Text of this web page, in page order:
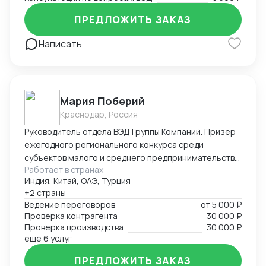
Написать
ПРЕДЛОЖИТЬ ЗАКАЗ
Мария Поберий
Краснодар, Россия
Руководитель отдела ВЭД Группы Компаний. Призер
ежегодного регионального конкурса среди
субъектов малого и среднего предпринимательства
«Экспортер года» в Краснодарском крае. 17 лет в
импорте, экспорте, белом ВЭД. Более 25 000 часов
успешных переговоров онлайн и офлайн, устных и
письменных с поставщиками и потенциальными
Покупателями на английском языке. В портфеле
опыт успешных переговоров с крупнейшими
заводами бытовой техники Китая, Турции на уровне
первых лиц: AUX, Hisence, Haier, Changhong, MBO,
Работает в странах
Индия, Китай, ОАЭ, Турция
+2 страны
Ведение переговоров
от5 000 ₽
Проверка контрагента
30 000 ₽
Проверка производства
30 000 ₽
ещё 6 услуг
ПРЕДЛОЖИТЬ ЗАКАЗ